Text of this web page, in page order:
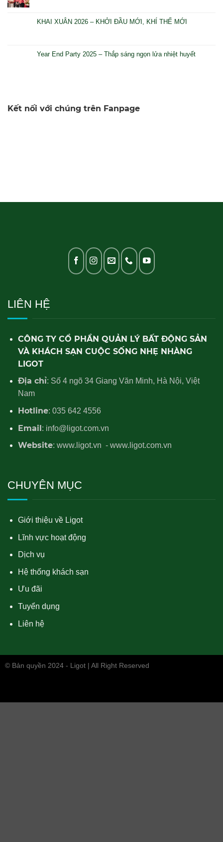
KHAI XUÂN 2026 – KHỞI ĐẦU MỚI, KHÍ THẾ MỚI
Year End Party 2025 – Thắp sáng ngọn lửa nhiệt huyết
Kết nối với chúng trên Fanpage
LIÊN HỆ
CÔNG TY CỔ PHẦN QUẢN LÝ BẤT ĐỘNG SẢN
VÀ KHÁCH SẠN CUỘC SỐNG NHẸ NHÀNG
LIGOT
Địa chỉ: Số 4 ngõ 34 Giang Văn Minh, Hà Nội, Việt
Nam
Hotline: 035 642 4556
Email: info@ligot.com.vn
Website: www.ligot.vn - www.ligot.com.vn
CHUYÊN MỤC
Giới thiệu về Ligot
Lĩnh vực hoạt động
Dịch vụ
Hệ thống khách sạn
Ưu đãi
Tuyển dụng
Liên hệ
© Bản quyền 2024 - Ligot | All Right Reserved